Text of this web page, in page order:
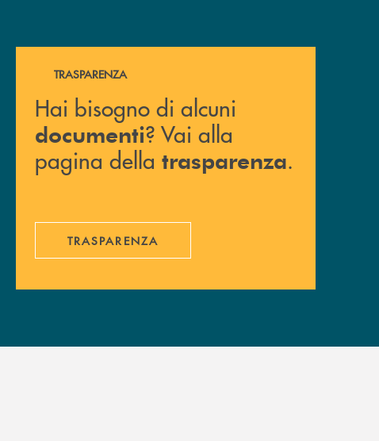
Hai bisogno di alcuni documenti ? Vai alla pagina della
TRASPARENZA
Hai bisogno di alcuni
documenti? Vai alla
pagina della trasparenza.
TRASPARENZA